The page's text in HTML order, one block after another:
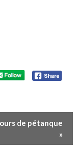
de pétanque
»